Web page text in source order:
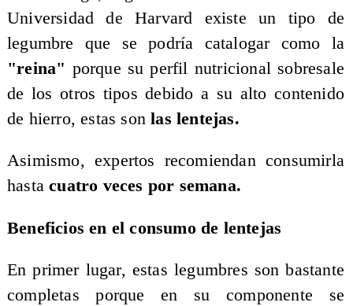
Universidad de Harvard existe un tipo de
legumbre que se podría catalogar como la
"reina" porque su perfil nutricional sobresale
de los otros tipos debido a su alto contenido
de hierro, estas sonlas lentejas.
Asimismo, expertos recomiendan consumirla
hastacuatro veces por semana.
Beneficios en el consumo de lentejas
En primer lugar, estas legumbres son bastante
completas porque en su componente se